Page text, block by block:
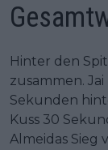
Hinter den
zusammen.
Sekunden
Kuss 30
Almeidas Sieg